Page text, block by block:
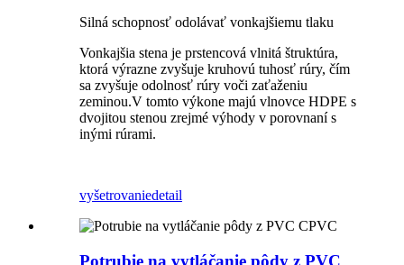
Silná schopnosť odolávať vonkajšiemu tlaku
Vonkajšia stena je prstencová vlnitá štruktúra,
ktorá výrazne zvyšuje kruhovú tuhosť rúry, čím
sa zvyšuje odolnosť rúry voči zaťaženiu
zeminou.V tomto výkone majú vlnovce HDPE s
dvojitou stenou zrejmé výhody v porovnaní s
inými rúrami.
vyšetrovaniedetail
Potrubie na vytláčanie pôdy z PVC